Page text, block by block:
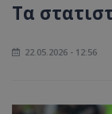
Τα
22.05.2026 - 12:56